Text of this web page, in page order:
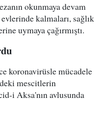
okunmaya devam
kalmaları, sağlık
uymaya çağırmıştı.
koronavirüsle mücadele
mescitlerin
i Aksa'nın avlusunda